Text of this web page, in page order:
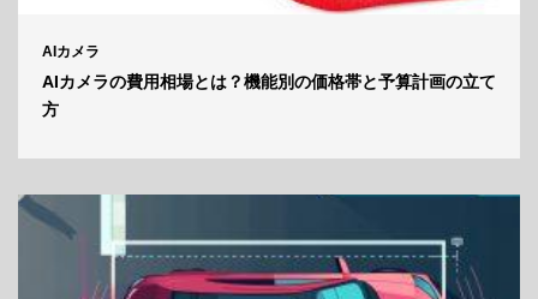
AIカメラ
AIカメラの費用相場とは？機能別の価格帯と予算計画の立て
方